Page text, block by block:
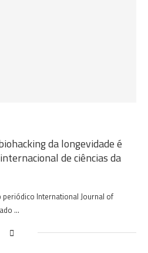
da longevidade é
de ciências da
International Journal of
…